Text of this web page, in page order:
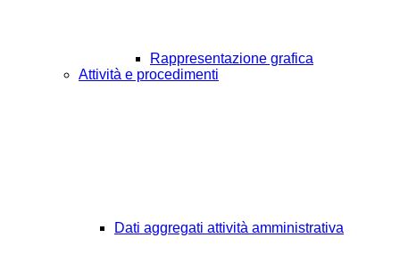
Rappresentazione grafica
Attività e procedimenti
Dati aggregati attività amministrativa